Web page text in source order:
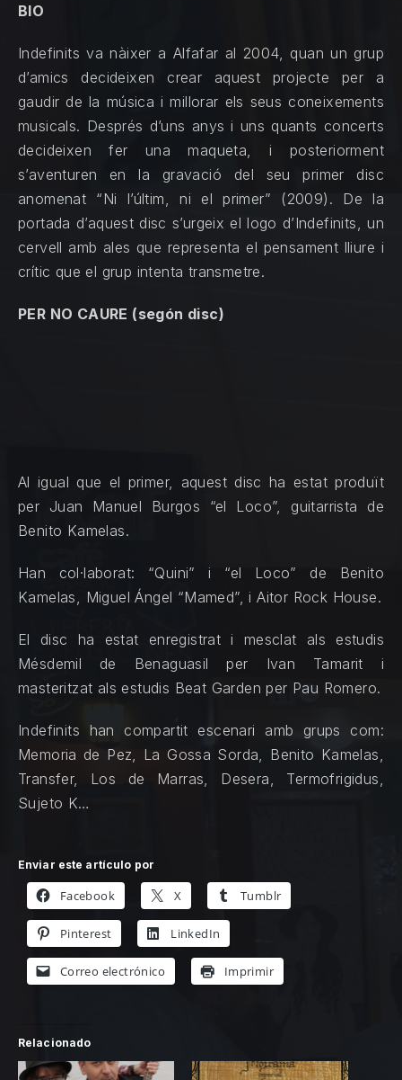
BIO
Indefinits va nàixer a Alfafar al 2004, quan un grup
d’amics decideixen crear aquest projecte per a
gaudir de la música i millorar els seus coneixements
musicals. Després d’uns anys i uns quants concerts
decideixen fer una maqueta, i posteriorment
s’aventuren en la gravació del seu primer disc
anomenat “Ni l’últim, ni el primer” (2009). De la
portada d’aquest disc s’urgeix el logo d’Indefinits, un
cervell amb ales que representa el pensament lliure i
crític que el grup intenta transmetre.
PER NO CAURE (segón disc)
Al igual que el primer, aquest disc ha estat produït
per Juan Manuel Burgos “el Loco”, guitarrista de
Benito Kamelas.
Han col·laborat: “Quini” i “el Loco” de Benito
Kamelas, Miguel Ángel “Mamed”, i Aitor Rock House.
El disc ha estat enregistrat i mesclat als estudis
Mésdemil de Benaguasil per Ivan Tamarit i
masteritzat als estudis Beat Garden per Pau Romero.
Indefinits han compartit escenari amb grups com:
Memoria de Pez, La Gossa Sorda, Benito Kamelas,
Transfer, Los de Marras, Desera, Termofrigidus,
Sujeto K…
Enviar este artículo por
Facebook X Tumblr
Pinterest LinkedIn
Correo electrónico Imprimir
Relacionado